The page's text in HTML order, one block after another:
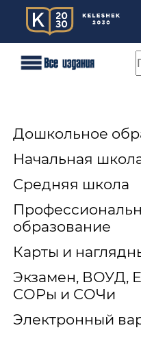
Дошкольное
Начальная
Средняя школа
образование
Карты и
Экзамен, ВОУД,
СОРы и СОЧи
Электронный